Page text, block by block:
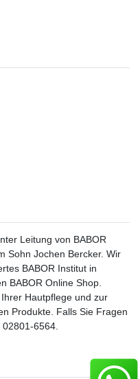
Leitung von BABOR
Sohn Jochen Bercker. Wir
BABOR Institut in
BABOR Online Shop.
Hautpflege und zur
Produkte. Falls Sie Fragen
6564.